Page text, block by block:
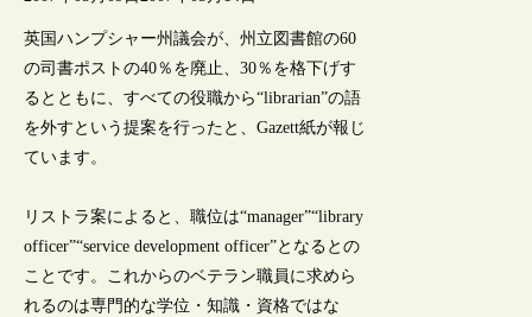
英国ハンプシャー州議会が、州立図書館の60
の司書ポストの40％を廃止、30％を格下げす
るとともに、すべての役職から“librarian”の語
を外すという提案を行ったと、Gazett紙が報じ
ています。
リストラ案によると、職位は“manager”“library
officer”“service development officer”となるとの
ことです。これからのベテラン職員に求めら
れるのは専門的な学位・知識・資格ではな